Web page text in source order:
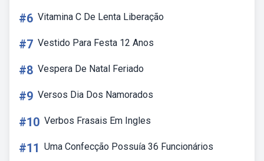
#6 Vitamina C De Lenta Liberação
#7 Vestido Para Festa 12 Anos
#8 Vespera De Natal Feriado
#9 Versos Dia Dos Namorados
#10 Verbos Frasais Em Ingles
#11 Uma Confecção Possuía 36 Funcionários